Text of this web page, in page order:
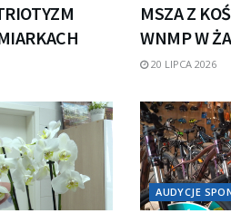
MSZA Z
WNMP W
20 LIPCA 2026
AUDYCJE